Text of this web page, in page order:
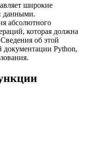
широкие
данными.
абсолютного
которая должна
об этой
Python,